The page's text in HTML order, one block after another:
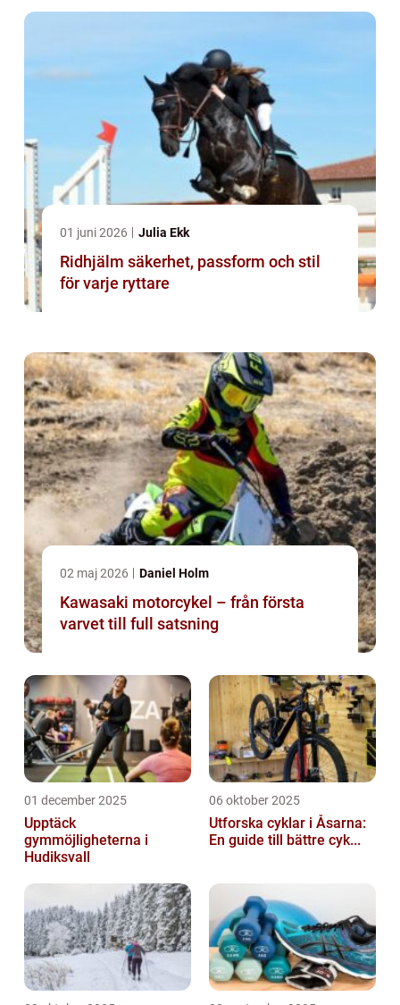
01 juni 2026 Julia Ekk
Ridhjälm säkerhet, passform och stil
för varje ryttare
02 maj 2026 Daniel Holm
Kawasaki motorcykel – från första
varvet till full satsning
01 december 2025
Upptäck
gymmöjligheterna i
Hudiksvall
06 oktober 2025
Utforska cyklar i Åsarna:
En guide till bättre cyk...